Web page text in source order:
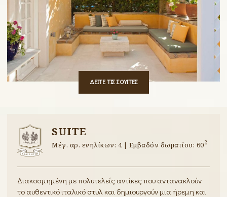
ΔΕΙΤΕ ΤΙΣ ΣΟΥΙΤΕΣ
SUITE
Μέγ. αρ. ενηλίκων: 4 | Εμβαδόν δωματίου: 602
Διακοσμημένη με πολυτελείς αντίκες που αντανακλούν
το αυθεντικό ιταλικό στυλ και δημιουργούν μια ήρεμη και